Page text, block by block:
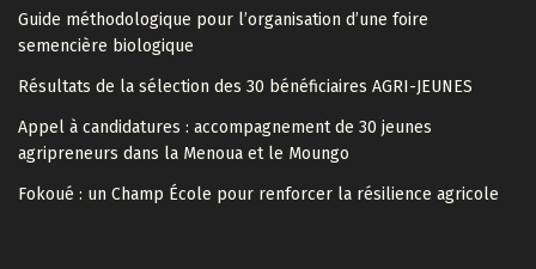
Guide méthodologique pour l’organisation d’une foire
semencière biologique
Résultats de la sélection des 30 bénéficiaires AGRI-JEUNES
Appel à candidatures : accompagnement de 30 jeunes
agripreneurs dans la Menoua et le Moungo
Fokoué : un Champ École pour renforcer la résilience agricole